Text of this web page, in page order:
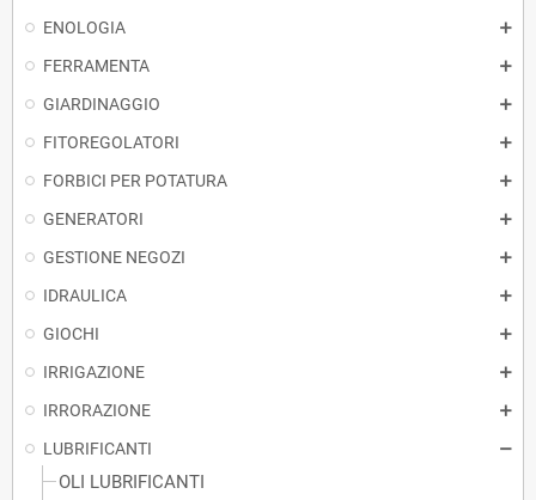
ENOLOGIA
FERRAMENTA
GIARDINAGGIO
FITOREGOLATORI
FORBICI PER POTATURA
GENERATORI
GESTIONE NEGOZI
IDRAULICA
GIOCHI
IRRIGAZIONE
IRRORAZIONE
LUBRIFICANTI
OLI LUBRIFICANTI